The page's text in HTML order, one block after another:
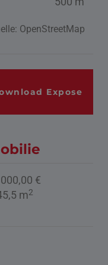
OpenStreetMap
Expose
€
m2